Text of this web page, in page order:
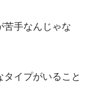
苦手なんじゃな
イプがいること